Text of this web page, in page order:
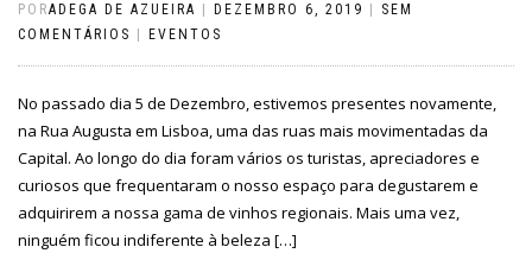
PORADEGA DE AZUEIRA DEZEMBRO 6, 2019
SEM
COMENTÁRIOS
EVENTOS
No passado dia 5 de Dezembro, estivemos presentes novamente,
na Rua Augusta em Lisboa, uma das ruas mais movimentadas da
Capital. Ao longo do dia foram vários os turistas, apreciadores e
curiosos que frequentaram o nosso espaço para degustarem e
adquirirem a nossa gama de vinhos regionais. Mais uma vez,
ninguém ficou indiferente à beleza […]